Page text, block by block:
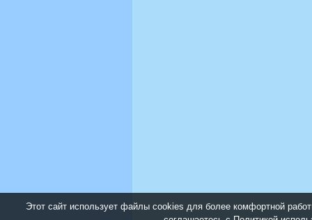
Этот сайт использует файлы cookies для более комфортной